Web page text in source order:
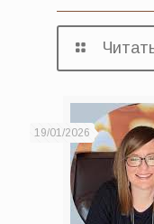
19/01/2026